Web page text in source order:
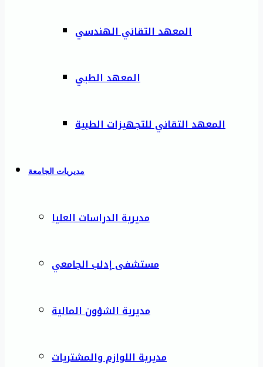
المعهد التقاني الهندسي
المعهد الطبي
المعهد التقاني للتجهيزات الطبية
مديريات الجامعة
مديرية الدراسات العليا
مستشفى إدلب الجامعي
مديرية الشؤون المالية
مديرية اللوازم والمشتريات